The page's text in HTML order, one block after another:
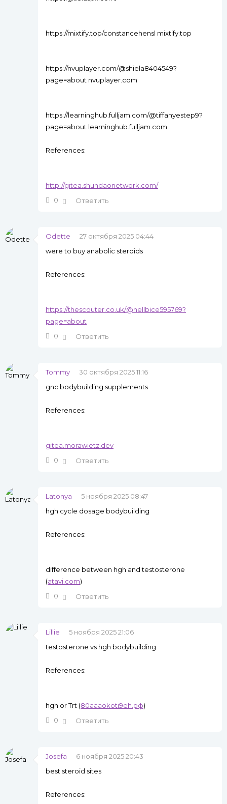
https://mixtify.top/constancehensl mixtify.top
https://nvuplayer.com/@shiela8404549?
page=about nvuplayer.com
https://learninghub.fulljam.com/@tiffanyestep9?
page=about learninghub.fulljam.com
References:
http://gitea.shundaonetwork.com/
0
Ответить
Odette
27 октября 2025 04:44
were to buy anabolic steroids
References:
https://thescouter.co.uk/@nellbice595769?
page=about
0
Ответить
Tommy
30 октября 2025 11:16
gnc bodybuilding supplements
References:
gitea.morawietz.dev
0
Ответить
Latonya
5 ноября 2025 08:47
hgh cycle dosage bodybuilding
References:
difference between hgh and testosterone
(atavi.com)
0
Ответить
Lillie
5 ноября 2025 21:06
testosterone vs hgh bodybuilding
References:
hgh or Trt (80aaaokoti9eh.рф)
0
Ответить
Josefa
6 ноября 2025 20:43
best steroid sites
References: